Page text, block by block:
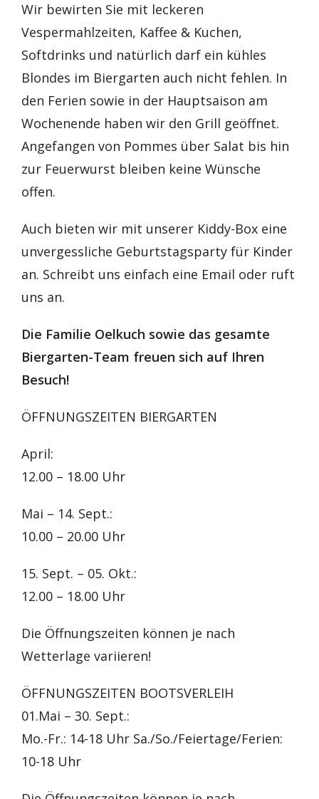
Wir bewirten Sie mit leckeren
Vespermahlzeiten, Kaffee & Kuchen,
Softdrinks und natürlich darf ein kühles
Blondes im Biergarten auch nicht fehlen. In
den Ferien sowie in der Hauptsaison am
Wochenende haben wir den Grill geöffnet.
Angefangen von Pommes über Salat bis hin
zur Feuerwurst bleiben keine Wünsche
offen.
Auch bieten wir mit unserer Kiddy-Box eine
unvergessliche Geburtstagsparty für Kinder
an. Schreibt uns einfach eine Email oder ruft
uns an.
Die Familie Oelkuch sowie das gesamte
Biergarten-Team freuen sich auf Ihren
Besuch!
ÖFFNUNGSZEITEN BIERGARTEN
April:
12.00 – 18.00 Uhr
Mai – 14. Sept.:
10.00 – 20.00 Uhr
15. Sept. – 05. Okt.:
12.00 – 18.00 Uhr
Die Öffnungszeiten können je nach
Wetterlage variieren!
ÖFFNUNGSZEITEN BOOTSVERLEIH
01.Mai – 30. Sept.:
Mo.-Fr.: 14-18 Uhr Sa./So./Feiertage/Ferien:
10-18 Uhr